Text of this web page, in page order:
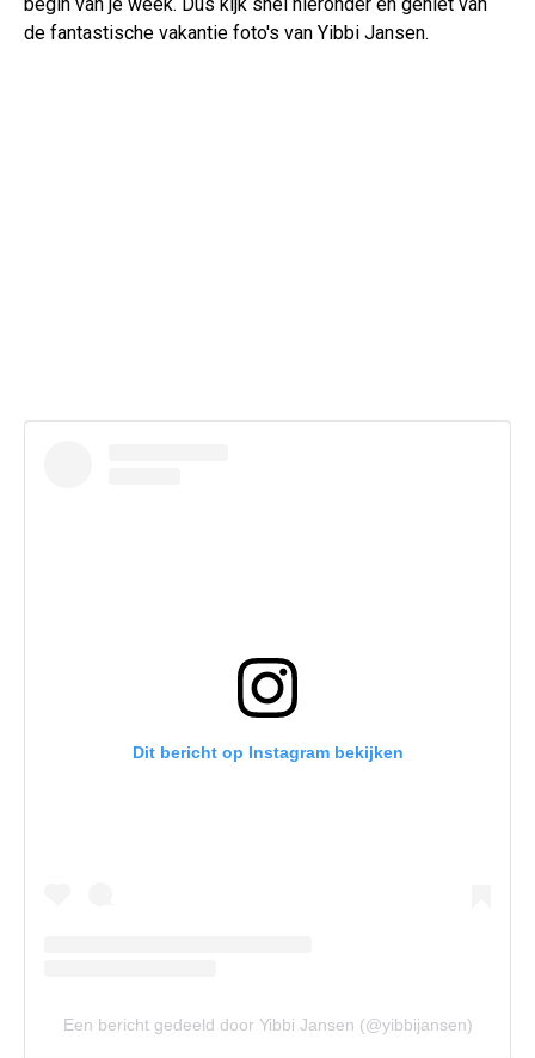
de fantastische vakantie foto's van Yibbi Jansen.
Dit bericht op Instagram bekijken
Een bericht gedeeld door Yibbi Jansen (@yibbijansen)